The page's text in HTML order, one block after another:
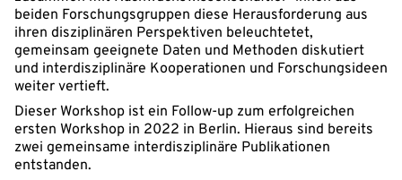
beiden Forschungsgruppen diese Herausforderung aus
ihren disziplinären Perspektiven beleuchtetet,
gemeinsam geeignete Daten und Methoden diskutiert
und interdisziplinäre Kooperationen und Forschungsideen
weiter vertieft.
Dieser Workshop ist ein Follow-up zum erfolgreichen
ersten Workshop in 2022 in Berlin. Hieraus sind bereits
zwei gemeinsame interdisziplinäre Publikationen
entstanden.